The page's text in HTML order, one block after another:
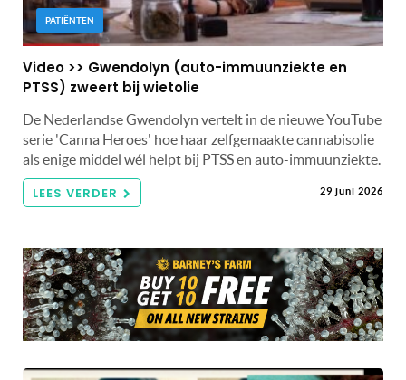
PATIËNTEN
Video >> Gwendolyn (auto-immuunziekte en
PTSS) zweert bij wietolie
De Nederlandse Gwendolyn vertelt in de nieuwe YouTube
serie 'Canna Heroes' hoe haar zelfgemaakte cannabisolie
als enige middel wél helpt bij PTSS en auto-immuunziekte.
LEES VERDER 29 juni 2026